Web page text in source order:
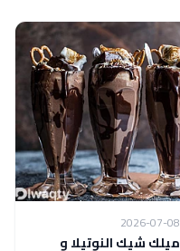
2026-07-08
ميلك شيك النوتيلا و